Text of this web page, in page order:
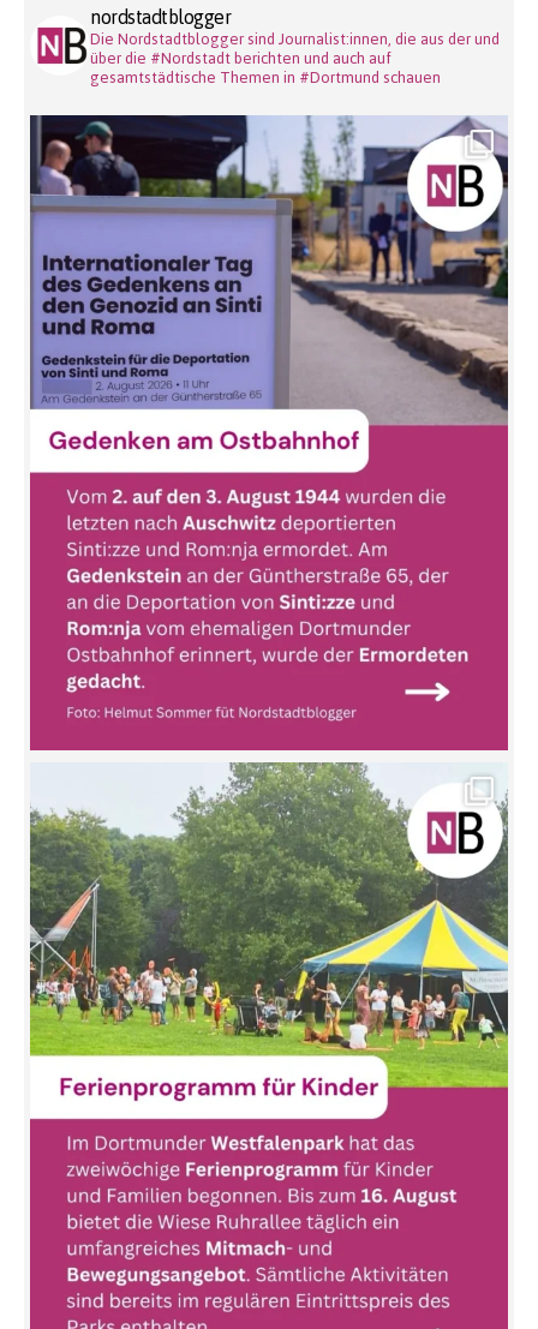
nordstadtblogger
Die Nordstadtblogger sind Journalist:innen, die aus der und
über die #Nordstadt berichten und auch auf
gesamtstädtische Themen in #Dortmund schauen